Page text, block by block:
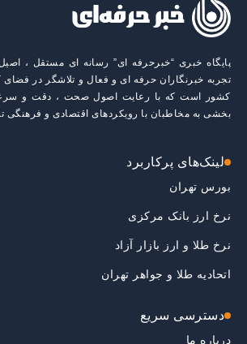
پایگاه خبری “خبرحرفه ای” رسانه ای مستقل ،
تجربه خبرنگاران حرفه ای و فعال و تلاشگر در فضای
کشور است که با رعایت اصول صحت ، دقت و
بخشی به مخاطبان با رویکردهای اقتصادی و فرهنگی
لینک‌های پرکاربرد
بورس تهران
نرخ ارز بانک مرکزی
نرخ طلا و ارز بازار آزاد
اتحادیه طلا و جواهر تهران
دسترسی سریع
درباره ما